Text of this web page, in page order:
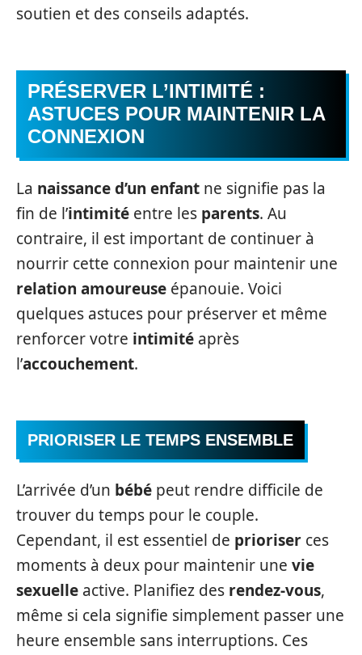
soutien et des conseils adaptés.
PRÉSERVER L’INTIMITÉ :
ASTUCES POUR MAINTENIR LA
CONNEXION
La naissance d’un enfant ne signifie pas la
fin de l’intimité entre les parents. Au
contraire, il est important de continuer à
nourrir cette connexion pour maintenir une
relation amoureuse épanouie. Voici
quelques astuces pour préserver et même
renforcer votre intimité après
l’accouchement.
PRIORISER LE TEMPS ENSEMBLE
L’arrivée d’un bébé peut rendre difficile de
trouver du temps pour le couple.
Cependant, il est essentiel de prioriser ces
moments à deux pour maintenir une vie
sexuelle active. Planifiez des rendez-vous,
même si cela signifie simplement passer une
heure ensemble sans interruptions. Ces